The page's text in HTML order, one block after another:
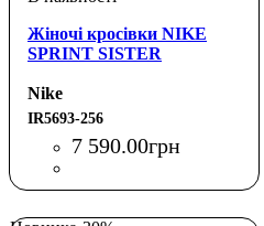
Жіночі кросівки NIKE
SPRINT SISTER
Nike
IR5693-256
7 590.00грн